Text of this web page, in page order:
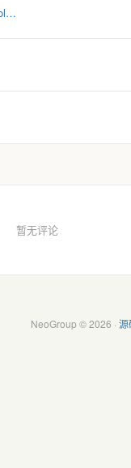
暂无评论
NeoGroup © 2026 · 源